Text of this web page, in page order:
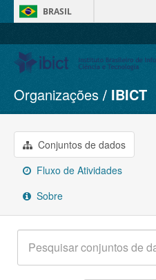
BRASIL
Conjuntos de dados
Organizações
Grupos
Sobre
Organizações IBICT
Conjuntos de dados
Fluxo de Atividades
Sobre